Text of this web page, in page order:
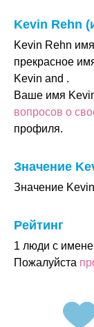
Kevin Rehn
Kevin Rehn
прекрасное
Kevin and .
Ваше имя
вопросов о
профиля.
Значение
Значение
Рейтинг
1 люди с
Пожалуйста